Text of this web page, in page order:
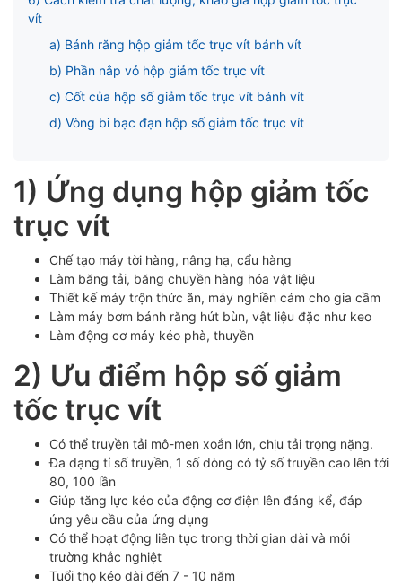
vít
a) Bánh răng hộp giảm tốc trục vít bánh vít
b) Phần nắp vỏ hộp giảm tốc trục vít
c) Cốt của hộp số giảm tốc trục vít bánh vít
d) Vòng bi bạc đạn hộp số giảm tốc trục vít
1) Ứng dụng hộp giảm tốc
trục vít
Chế tạo máy tời hàng, nâng hạ, cẩu hàng
Làm băng tải, băng chuyền hàng hóa vật liệu
Thiết kế máy trộn thức ăn, máy nghiền cám cho gia cầm
Làm máy bơm bánh răng hút bùn, vật liệu đặc như keo
Làm động cơ máy kéo phà, thuyền
2) Ưu điểm hộp số giảm
tốc trục vít
Có thể truyền tải mô-men xoắn lớn, chịu tải trọng nặng.
Đa dạng tỉ số truyền, 1 số dòng có tỷ số truyền cao lên tới
80, 100 lần
Giúp tăng lực kéo của động cơ điện lên đáng kể, đáp
ứng yêu cầu của ứng dụng
Có thể hoạt động liên tục trong thời gian dài và môi
trường khắc nghiệt
Tuổi thọ kéo dài đến 7 - 10 năm